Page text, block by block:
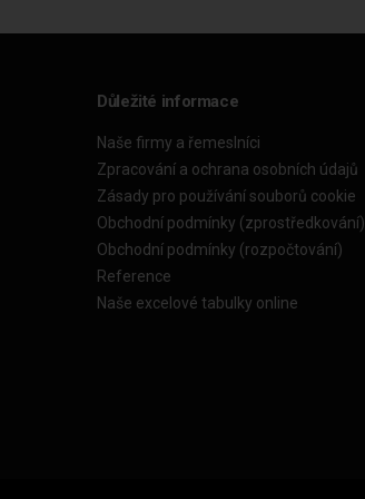
Důležité informace
Naše firmy a řemeslníci
Zpracování a ochrana osobních údajů
Zásady pro používání souborů cookie
Obchodní podmínky (zprostředkování)
Obchodní podmínky (rozpočtování)
Reference
Naše excelové tabulky online